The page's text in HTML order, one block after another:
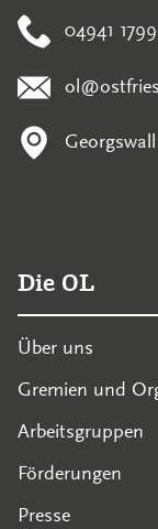
04941
Die OL
Über uns
Gremien und
Arbeitsgruppen
Förderungen
Presse